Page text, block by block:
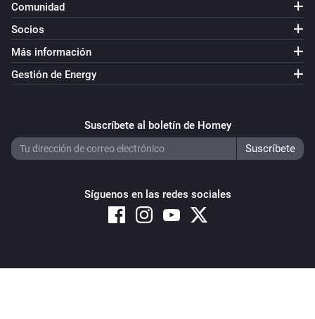
Comunidad
Socios
Más información
Gestión de Energy
Suscríbete al boletín de Homey
Síguenos en las redes sociales